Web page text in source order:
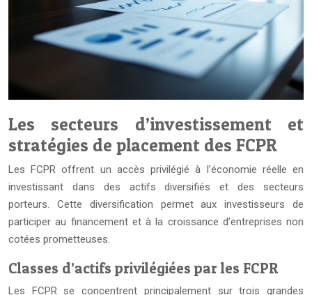
Les secteurs d’investissement et
stratégies de placement des FCPR
Les FCPR offrent un accès privilégié à l’économie réelle en
investissant dans des actifs diversifiés et des secteurs
porteurs. Cette diversification permet aux investisseurs de
participer au financement et à la croissance d’entreprises non
cotées prometteuses.
Classes d’actifs privilégiées par les FCPR
Les FCPR se concentrent principalement sur trois grandes